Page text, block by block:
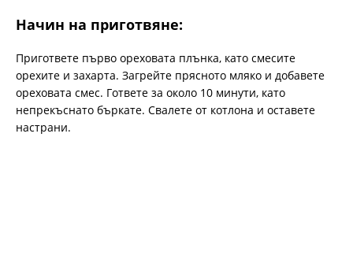
Начин на приготвяне:
Пригответе първо ореховата плънка, като смесите
орехите и захарта. Загрейте прясното мляко и добавете
ореховата смес. Гответе за около 10 минути, като
непрекъснато бъркате. Свалете от котлона и оставете
настрани.